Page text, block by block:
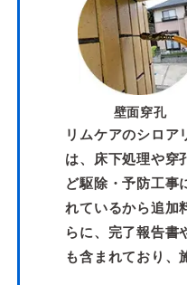
壁面穿孔
リムケアのシロア
は、床下処理や穿
ど駆除・予防工事
れているから追加
らに、完了報告書
も含まれており、